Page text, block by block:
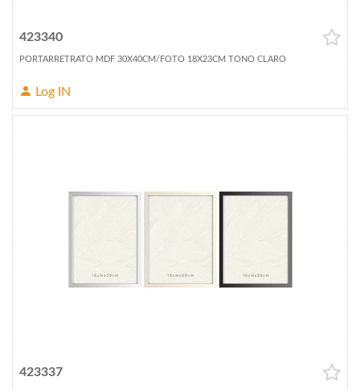
423340
PORTARRETRATO MDF 30X40CM/FOTO 18X23CM TONO CLARO
Log IN
423337